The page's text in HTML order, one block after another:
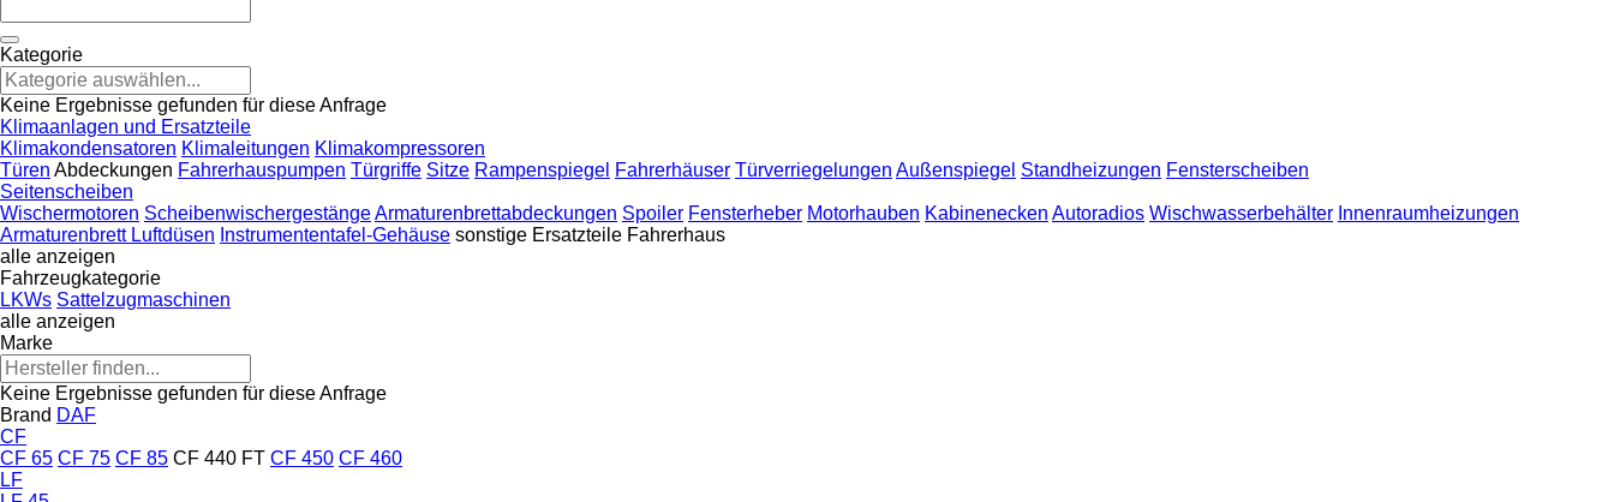
Kategorie
Keine Ergebnisse gefunden für diese Anfrage
Klimaanlagen und Ersatzteile
Klimakondensatoren Klimaleitungen Klimakompressoren
Türen Abdeckungen Fahrerhauspumpen Türgriffe Sitze Rampenspiegel Fahrerhäuser Türverriegelungen Außenspiegel Standheizungen Fensterscheiben
Seitenscheiben
Wischermotoren ScheibenwischergestängeArmaturenbrettabdeckungen Spoiler Fensterheber Motorhauben Kabinenecken Autoradios Wischwasserbehälter Innenraumheizungen
Armaturenbrett Luftdüsen Instrumententafel-Gehäuse sonstige Ersatzteile Fahrerhaus
alle anzeigen
Fahrzeugkategorie
LKWs Sattelzugmaschinen
alle anzeigen
Marke
Keine Ergebnisse gefunden für diese Anfrage
Brand DAF
CF
CF 65 CF 75 CF 85 CF 440 FT CF 450 CF 460
LF